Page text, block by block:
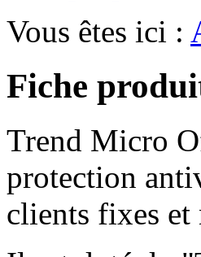
Vous êtes ici :
Fiche
Trend Micro
protection
clients fixes et